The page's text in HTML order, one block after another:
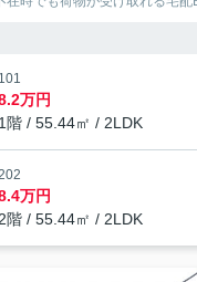
101
万円
1階 / 55.44㎡ / 2LDK
万円
2階 / 55.44㎡ / 2LDK